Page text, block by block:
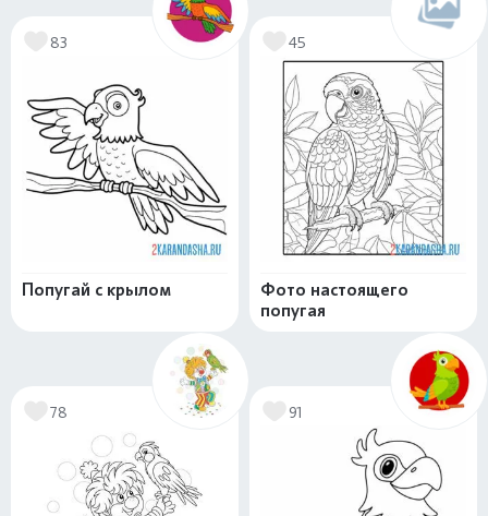
83
Попугай с крылом
45
Фото настоящего
попугая
78 91